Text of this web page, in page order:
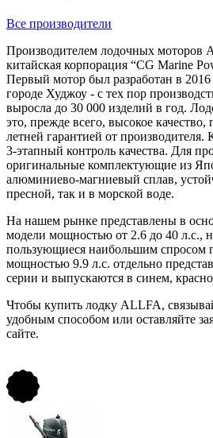
Все производители
Производителем лодочных моторов
китайская корпорация “CG Marine
Первый мотор был разработан в
городе Худжоу - с тех пор
выросла до 30 000 изделий в год.
это, прежде всего, высокое
летней гарантией от
3-этапный контроль качества. Для
оригинальные комплектующие из
алюминиево-магниевый сплав,
пресной, так и в морской воде.
На нашем рынке представлены в
модели мощностью от 2.6 до 40 л.с.,
пользующиеся наибольшим спросом
мощностью 9.9 л.с. отдельно
серии и выпускаются в синем,
Чтобы купить лодку ALLFA,
удобным способом или оставляйте
сайте.